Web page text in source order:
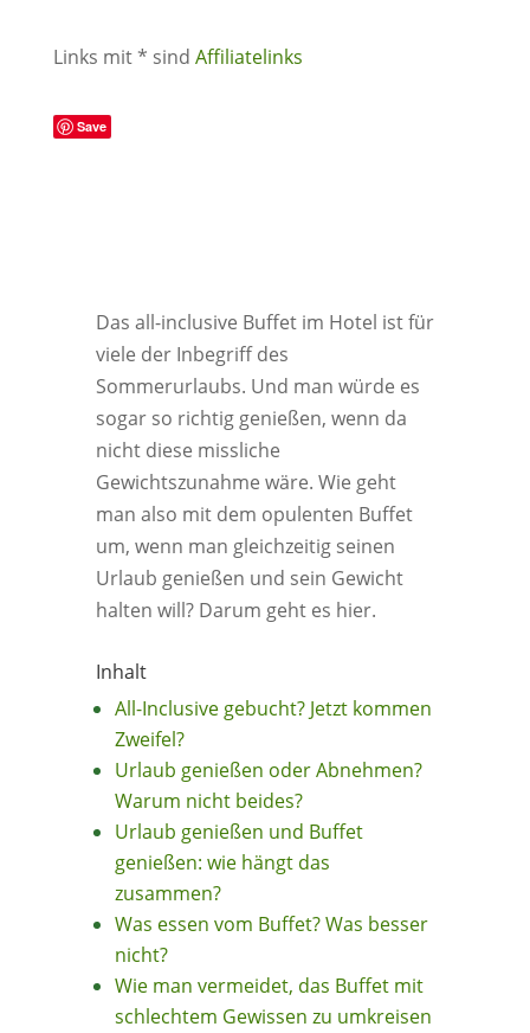
Links mit * sind Affiliatelinks
Save
Das all-inclusive Buffet im Hotel ist für
viele der Inbegriff des
Sommerurlaubs. Und man würde es
sogar so richtig genießen, wenn da
nicht diese missliche
Gewichtszunahme wäre. Wie geht
man also mit dem opulenten Buffet
um, wenn man gleichzeitig seinen
Urlaub genießen und sein Gewicht
halten will? Darum geht es hier.
Inhalt
All-Inclusive gebucht? Jetzt kommen
Zweifel?
Urlaub genießen oder Abnehmen?
Warum nicht beides?
Urlaub genießen und Buffet
genießen: wie hängt das
zusammen?
Was essen vom Buffet? Was besser
nicht?
Wie man vermeidet, das Buffet mit
schlechtem Gewissen zu umkreisen